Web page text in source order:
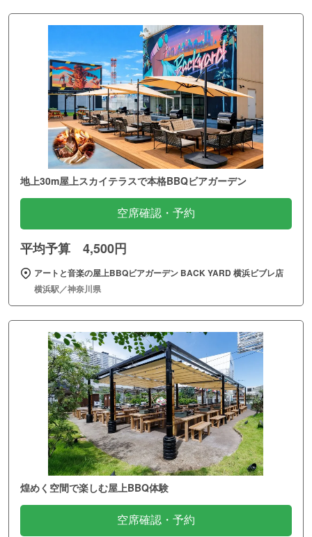
地上30m屋上スカイテラスで本格BBQビアガーデン
空席確認・予約
平均予算 4,500円
アートと音楽の屋上BBQビアガーデン BACK YARD 横浜ビブレ店
横浜駅／神奈川県
煌めく空間で楽しむ屋上BBQ体験
空席確認・予約